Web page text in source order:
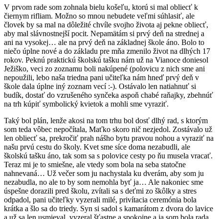
V prvom rade som zohnala bielu košeľu, ktorú si mal obliecť k
čiernym rifliam. Možno so mnou nebudete veľmi súhlasiť, ale
človek by sa mal na dôležité chvíle svojho života aj pekne obliecť,
aby mal slávnostnejší pocit. Nepamätám si prvý deň na strednej a
ani na vysokej… ale na prvý deň na základnej škole áno. Bolo to
niečo úplne nové a do základu pre mňa zmenilo život na dlhých 17
rokov. Peknú praktickú školskú tašku nám už na Vianoce doniesol
Ježiško, veci zo zoznamu boli nakúpené (polovicu z nich sme ani
nepoužili, lebo naša triedna pani učiteľka nám hneď prvý deň v
škole dala úplne iný zoznam vecí :-). Ostávalo len natiahnuť si
budík, dostať do vzrušeného synčeka aspoň chabé raňajky, zbehnúť
na trh kúpiť symbolický kvietok a mohli sme vyraziť.
Taký bol plán, lenže akosi na tom trhu bol dosť dlhý rad, s ktorým
som teda vôbec nepočítala, Maťko skoro nič nezjedol. Zostávalo už
len obliecť sa, prekročiť prah nášho bytu pravou nohou a vyraziť na
našu prvú cestu do školy. Kvet sme síce doma nezabudli, ale
školskú tašku áno, tak som sa s polovice cesty po ňu musela vracať.
Teraz mi je to smiešne, ale vtedy som bola na seba statočne
nahnevaná… Už večer som ju nachystala ku dverám, aby som ju
nezabudla, no ale to by som nemohla byť ja… Ale nakoniec sme
úspešne dorazili pred školu, zvítali sa s deťmi zo škôlky a stres
odpadol, pani učiteľky vyzerali milé, privítacia ceremónia bola
krátka a šlo sa do triedy. Syn si sadol s kamarátom z dvora do lavice